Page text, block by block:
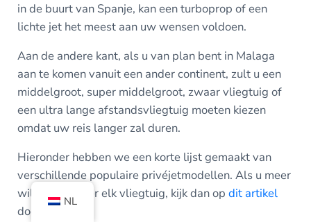
in de buurt van Spanje, kan een turboprop of een
lichte jet het meest aan uw wensen voldoen.
Aan de andere kant, als u van plan bent in Malaga
aan te komen vanuit een ander continent, zult u een
middelgroot, super middelgroot, zwaar vliegtuig of
een ultra lange afstandsvliegtuig moeten kiezen
omdat uw reis langer zal duren.
Hieronder hebben we een korte lijst gemaakt van
verschillende populaire privéjetmodellen. Als u meer
wilt weten over elk vliegtuig, kijk dan op dit artikel
door
NL